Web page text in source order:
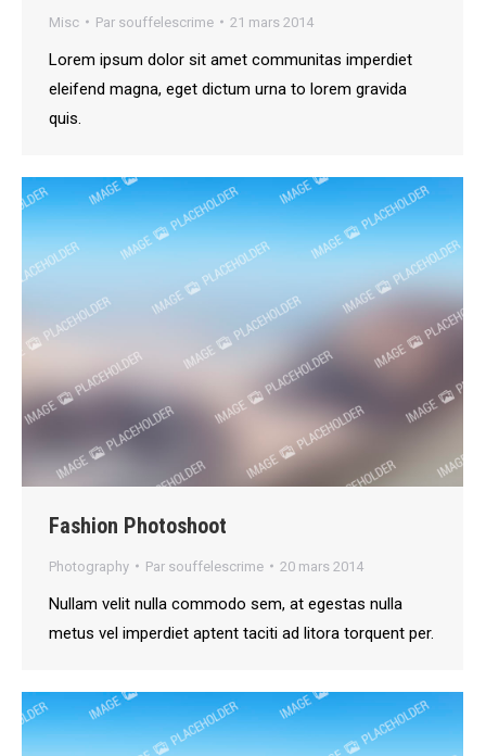
Misc Par souffelescrime 21 mars 2014
Lorem ipsum dolor sit amet communitas imperdiet
eleifend magna, eget dictum urna to lorem gravida
quis.
Fashion Photoshoot
Photography Par souffelescrime 20 mars 2014
Nullam velit nulla commodo sem, at egestas nulla
metus vel imperdiet aptent taciti ad litora torquent per.